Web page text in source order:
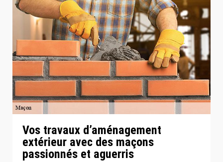
Vos travaux d’aménagement
extérieur avec des maçons
passionnés et aguerris